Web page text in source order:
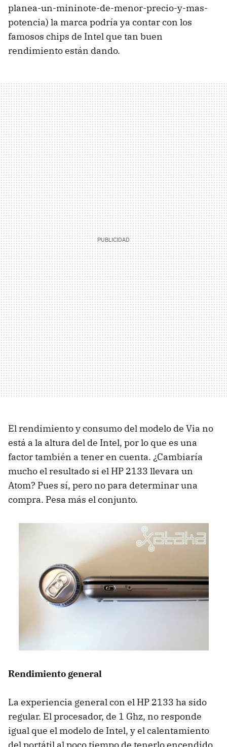
planea-un-mininote-de-menor-precio-y-mas-
potencia) la marca podría ya contar con los
famosos chips de Intel que tan buen
rendimiento están dando.
El rendimiento y consumo del modelo de Via no
está a la altura del de Intel, por lo que es una
factor también a tener en cuenta. ¿Cambiaría
mucho el resultado si el HP 2133 llevara un
Atom? Pues sí, pero no para determinar una
compra. Pesa más el conjunto.
Rendimiento general
La experiencia general con el HP 2133 ha sido
regular. El procesador, de 1 Ghz, no responde
igual que el modelo de Intel, y el calentamiento
del portátil al poco tiempo de tenerlo encendido